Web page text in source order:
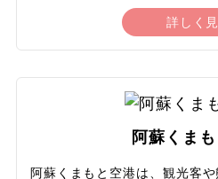
野鉄幹・晶子夫妻など多くの
で、歩いて巡れるエリアには
約20軒の旅館やホテルが点在
泉の魅力のひとつが、地元住
れている公衆温泉の「町湯」
民の暮らしぶりを覗ける場で
の手頃さも人気の秘訣です。
詳しく
阿蘇くま
阿蘇くまもと空港は、観光客